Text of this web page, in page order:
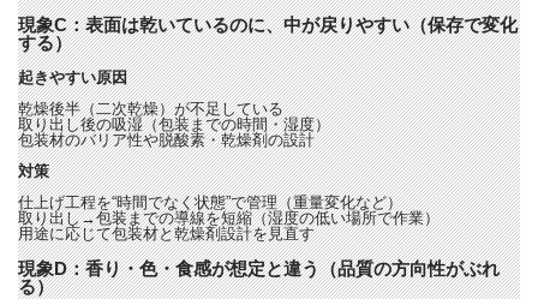
現象C：表面は乾いているのに、中が戻りやすい（保存で変化
する）
起きやすい原因
乾燥後半（二次乾燥）が不足している
取り出し後の吸湿（包装までの時間・湿度）
包装材のバリア性や脱酸素・乾燥剤の設計
対策
仕上げ工程を“時間でなく状態”で管理（重量変化など）
取り出し→包装までの導線を短縮（湿度の低い場所で作業）
用途に応じて包装材と乾燥剤設計を見直す
現象D：香り・色・食感が想定と違う（品質の方向性がぶれ
る）